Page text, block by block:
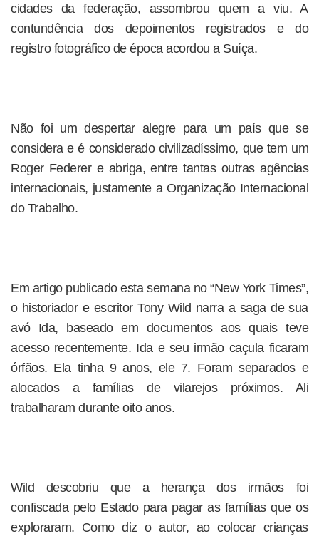
cidades da federação, assombrou quem a viu. A
contundência dos depoimentos registrados e do
registro fotográfico de época acordou a Suíça.
Não foi um despertar alegre para um país que se
considera e é considerado civilizadíssimo, que tem um
Roger Federer e abriga, entre tantas outras agências
internacionais, justamente a Organização Internacional
do Trabalho.
Em artigo publicado esta semana no “New York Times”,
o historiador e escritor Tony Wild narra a saga de sua
avó Ida, baseado em documentos aos quais teve
acesso recentemente. Ida e seu irmão caçula ficaram
órfãos. Ela tinha 9 anos, ele 7. Foram separados e
alocados a famílias de vilarejos próximos. Ali
trabalharam durante oito anos.
Wild descobriu que a herança dos irmãos foi
confiscada pelo Estado para pagar as famílias que os
exploraram. Como diz o autor, ao colocar crianças